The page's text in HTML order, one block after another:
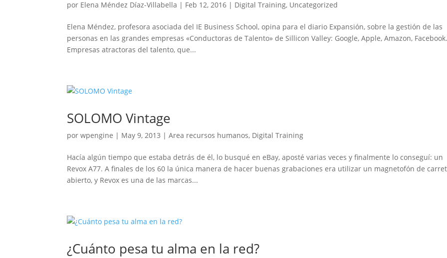
por Elena Méndez Díaz-Villabella | Feb 12, 2016 | Digital Training, Uncategorized
Elena Méndez, profesora asociada del IE Business School, opina para el diario Expansión, sobre la gestión de las
personas en las grandes empresas «Conductoras de Talento» de Sillicon Valley: Google, Apple, Amazon,
Empresas atractoras del talento, que...
SOLOMO Vintage
porwpengine | May 9, 2013 |Area recursos humanos, Digital Training
Hacía algún tiempo que estaba detrás de él, lo busqué en eBay, aposté varias veces y finalmente lo conseguí: un
Revox A77. A finales de los 60 la única manera de hacer buenas grabaciones era utilizar un magnetofón de
abierto, y Revox es una de las marcas...
¿Cuánto pesa tu alma en la red?